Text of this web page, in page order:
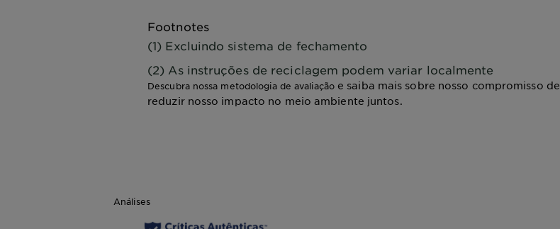
Footnotes
(1) Excluindo sistema de fechamento
(2) As instruções de reciclagem podem variar localmente
Descubra nossa metodologia de avaliaçãoe saiba mais sobre nosso compromisso de
reduzir nosso impacto no meio ambiente juntos.
Análises